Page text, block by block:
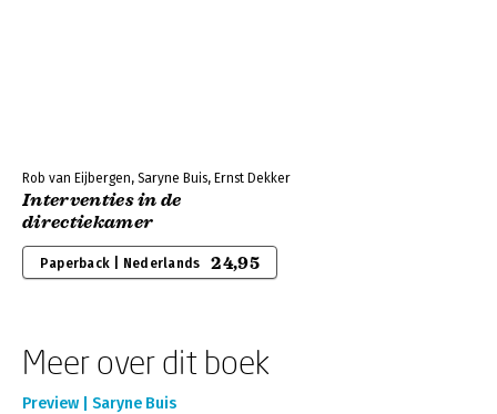
Rob van Eijbergen, Saryne Buis, Ernst Dekker
Interventies in de
directiekamer
Paperback | Nederlands 24,95
Meer over dit boek
Preview | Saryne Buis